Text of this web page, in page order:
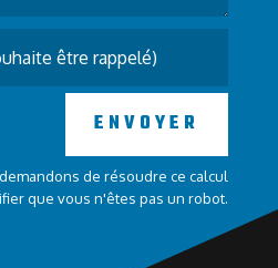
ENVOYER
de résoudre ce calcul
que vous n'êtes pas un robot.